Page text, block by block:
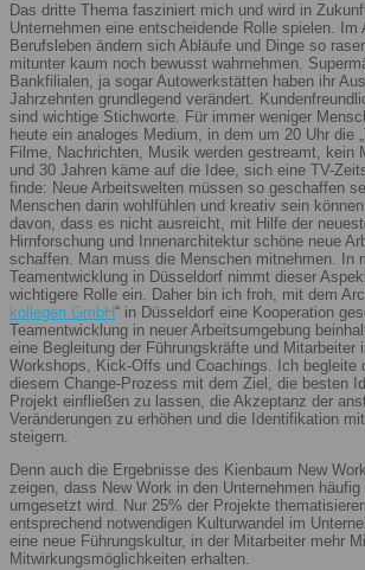
Das dritte Thema fasziniert mich und wird in
Unternehmen eine entscheidende Rolle spielen. Im
Berufsleben ändern sich Abläufe und Dinge so
mitunter kaum noch bewusst wahrnehmen.
Bankfilialen, ja sogar Autowerkstätten haben ihr
Jahrzehnten grundlegend verändert.
sind wichtige Stichworte. Für immer weniger
heute ein analoges Medium, in dem um 20 Uhr die
Filme, Nachrichten, Musik werden gestreamt, kein
und 30 Jahren käme auf die Idee, sich eine TV-
finde: Neue Arbeitswelten müssen so geschaffen
Menschen darin wohlfühlen und kreativ sein
davon, dass es nicht ausreicht, mit Hilfe der
Hirnforschung und Innenarchitektur schöne neue
schaffen. Man muss die Menschen mitnehmen. In
Teamentwicklung in Düsseldorf nimmt dieser
wichtigere Rolle ein. Daher bin ich froh, mit dem
kollegen GmbH“ in Düsseldorf eine Kooperation
Teamentwicklung in neuer Arbeitsumgebung
eine Begleitung der Führungskräfte und Mitarbeiter
Workshops, Kick-Offs und Coachings. Ich begleite
diesem Change-Prozess mit dem Ziel, die besten
Projekt einfließen zu lassen, die Akzeptanz der
Veränderungen zu erhöhen und die Identifikation
steigern.
Denn auch die Ergebnisse des Kienbaum New
zeigen, dass New Work in den Unternehmen
umgesetzt wird. Nur 25% der Projekte
entsprechend notwendigen Kulturwandel im
eine neue Führungskultur, in der Mitarbeiter mehr
Mitwirkungsmöglichkeiten erhalten.